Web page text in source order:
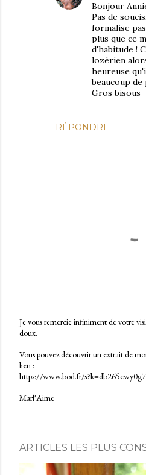
RÉPONDRE
Bonjour
Pas de
formalise
plus que ce
d'habitude !
lozérien
heureuse
beaucoup
Gros bisous
E
r
e
g
s
u
n
Je vous remercie infiniment de votre
doux.
Vous pouvez découvrir un extrait de
lien :
https://www.bod.fr/
Marl'Aime
ARTICLES LES PLUS